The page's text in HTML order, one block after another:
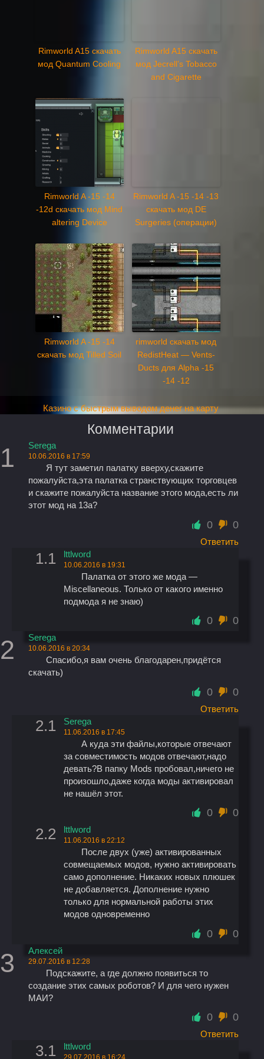
Rimworld A15 скачать
мод Quantum Cooling
Rimworld A15 скачать
мод Jecrell’s Tobacco
and Cigarette
Rimworld A -15 -14
-12d скачать мод Mind
altering Device
Rimworld A -15 -14 -13
скачать мод DE
Surgeries (операции)
Rimworld A -15 -14
скачать мод Tilled Soil
rimworld скачать мод
RedistHeat — Vents-
Ducts для Alpha -15
-14 -12
Казино с быстрым выводом денег на карту
Комментарии
1 Serega
10.06.2016 в 17:59
Я тут заметил палатку вверху,скажите
пожалуйста,эта палатка странствующих торговцев
и скажите пожалуйста название этого мода,есть ли
этот мод на 13a?
0 0
Ответить
1.1 lttlword
10.06.2016 в 19:31
Палатка от этого же мода —
Miscellaneous. Только от какого именно
подмода я не знаю)
0 0
2 Serega
10.06.2016 в 20:34
Спасибо,я вам очень благодарен,придётся
скачать)
0 0
Ответить
2.1 Serega
11.06.2016 в 17:45
А куда эти файлы,которые отвечают
за совместимость модов отвечают,надо
девать?В папку Mods пробовал,ничего не
произошло,даже когда моды активировал
не нашёл этот.
0 0
2.2 lttlword
11.06.2016 в 22:12
После двух (уже) активированных
совмещаемых модов, нужно активировать
само дополнение. Никаких новых плюшек
не добавляется. Дополнение нужно
только для нормальной работы этих
модов одновременно
0 0
3 Алексей
29.07.2016 в 12:28
Подскажите, а где должно появиться то
создание этих самых роботов? И для чего нужен
МАИ?
0 0
Ответить
3.1 lttlword
29.07.2016 в 16:24